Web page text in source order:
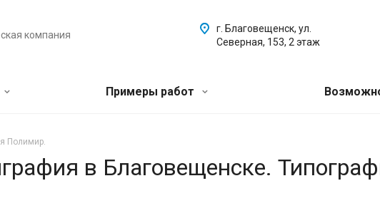
компания
г. Благовещенск, ул.
Северная, 153, 2 этаж
Примеры работ
Полимир.
в Благовещенске.